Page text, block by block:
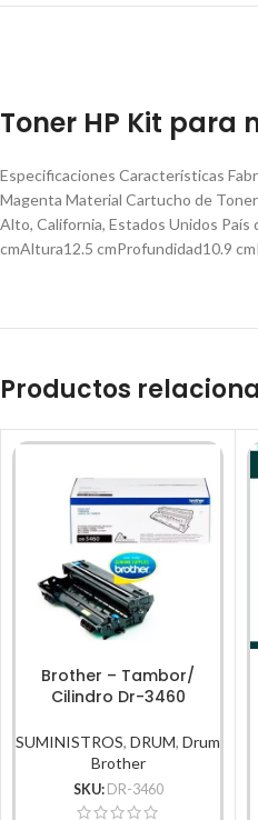
Toner HP Kit para
Especificaciones Características
Magenta Material Cartucho de
Alto, California, Estados Unidos
cmAltura12.5 cmProfundidad10.9
Productos
Brother – Tambor/
Cilindro Dr-3460
SUMINISTROS,DRUM,Drum
Brother
SKU: DR-3460